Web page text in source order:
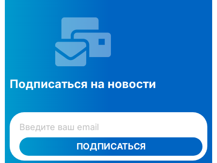
Подписаться на новости
ПОДПИСАТЬСЯ